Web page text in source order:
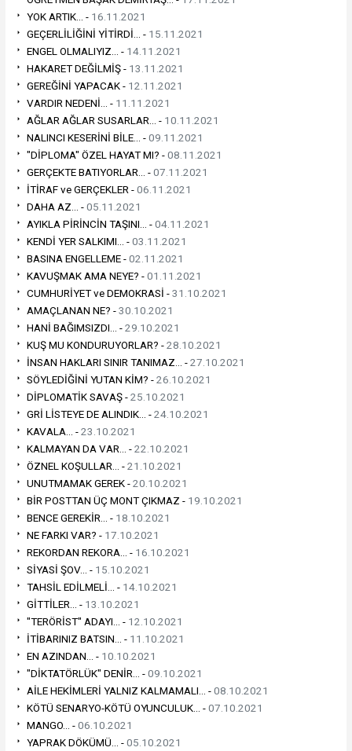
YOK ARTIK... - 16.11.2021
GEÇERLİLİĞİNİ YİTİRDİ... - 15.11.2021
ENGEL OLMALIYIZ... - 14.11.2021
HAKARET DEĞİLMİŞ - 13.11.2021
GEREĞİNİ YAPACAK - 12.11.2021
VARDIR NEDENİ... - 11.11.2021
AĞLAR AĞLAR SUSARLAR... - 10.11.2021
NALINCI KESERİNİ BİLE... -09.11.2021
"DİPLOMA" ÖZEL HAYAT MI? -08.11.2021
GERÇEKTE BATIYORLAR... -07.11.2021
İTİRAF ve GERÇEKLER -06.11.2021
DAHA AZ... -05.11.2021
AYIKLA PİRİNCİN TAŞINI... -04.11.2021
KENDİ YER SALKIMI... -03.11.2021
BASINA ENGELLEME -02.11.2021
KAVUŞMAK AMA NEYE? -01.11.2021
CUMHURİYET ve DEMOKRASİ -31.10.2021
AMAÇLANAN NE? -30.10.2021
HANİ BAĞIMSIZDI... -29.10.2021
KUŞ MU KONDURUYORLAR? -28.10.2021
İNSAN HAKLARI SINIR TANIMAZ... -27.10.2021
SÖYLEDİĞİNİ YUTAN KİM? -26.10.2021
DİPLOMATİK SAVAŞ -25.10.2021
GRİ LİSTEYE DE ALINDIK... -24.10.2021
KAVALA... -23.10.2021
KALMAYAN DA VAR... -22.10.2021
ÖZNEL KOŞULLAR... -21.10.2021
UNUTMAMAK GEREK -20.10.2021
BİR POSTTAN ÜÇ MONT ÇIKMAZ - 19.10.2021
BENCE GEREKİR... - 18.10.2021
NE FARKI VAR? - 17.10.2021
REKORDAN REKORA... - 16.10.2021
SİYASİ ŞOV... - 15.10.2021
TAHSİL EDİLMELİ... - 14.10.2021
GİTTİLER... - 13.10.2021
"TERÖRİST" ADAYI... - 12.10.2021
İTİBARINIZ BATSIN... - 11.10.2021
EN AZINDAN... - 10.10.2021
"DİKTATÖRLÜK" DENİR... -09.10.2021
AİLE HEKİMLERİ YALNIZ KALMAMALI... -08.10.2021
KÖTÜ SENARYO-KÖTÜ OYUNCULUK... -07.10.2021
MANGO... -06.10.2021
YAPRAK DÖKÜMÜ... -05.10.2021